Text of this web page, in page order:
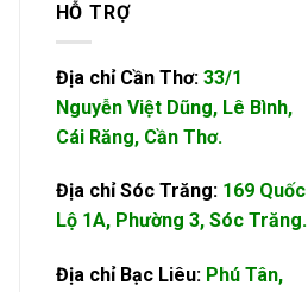
HỖ TRỢ
Địa chỉ Cần Thơ: 33/1
Nguyễn Việt Dũng, Lê Bình,
Cái Răng, Cần Thơ.
Địa chỉ Sóc Trăng: 169 Quốc
Lộ 1A, Phường 3, Sóc Trăng.
Địa chỉ Bạc Liêu: Phú Tân,